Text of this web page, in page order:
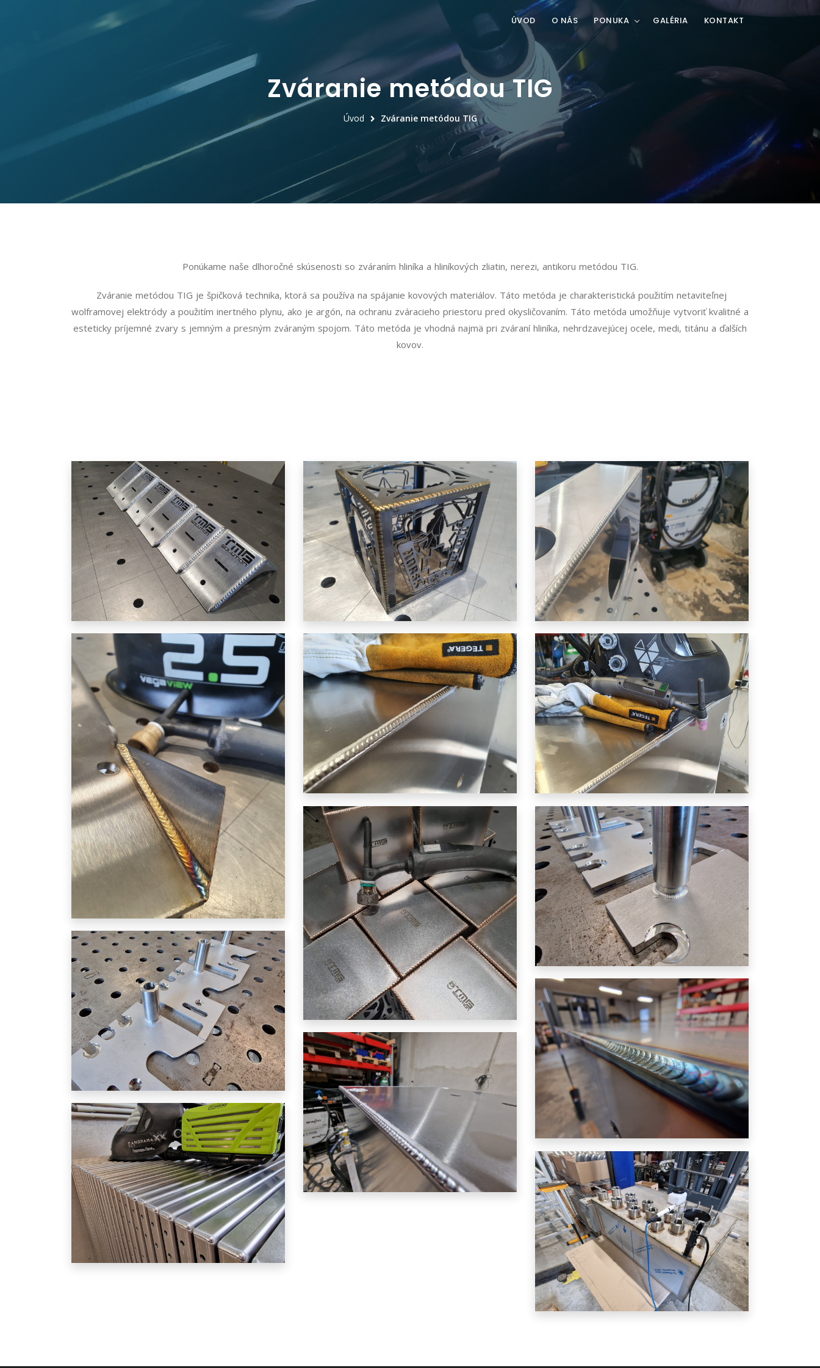
ÚVOD O NÁS PONUKA GALÉRIA KONTAKT
Zváranie metódou TIG
Úvod Zváranie metódou TIG
Ponúkame naše dlhoročné skúsenosti so zváraním hliníka a hliníkových zliatin, nerezi, antikoru metódou TIG.
Zváranie metódou TIG je špičková technika, ktorá sa používa na spájanie kovových materiálov. Táto metóda je charakteristická použitím netaviteľnej
wolframovej elektródy a použitím inertného plynu, ako je argón, na ochranu zváracieho priestoru pred okysličovaním. Táto metóda umožňuje vytvoriť kvalitné a
esteticky príjemné zvary s jemným a presným zváraným spojom. Táto metóda je vhodná najmä pri zváraní hliníka, nehrdzavejúcej ocele, medi, titánu a ďalších
kovov.